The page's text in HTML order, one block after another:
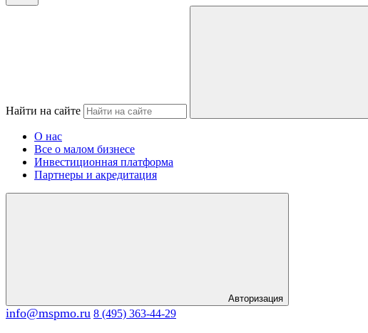
Найти на сайте
О нас
Все о малом бизнесе
Инвестиционная платформа
Партнеры и акредитация
Авторизация
info@mspmo.ru 8 (495) 363-44-29